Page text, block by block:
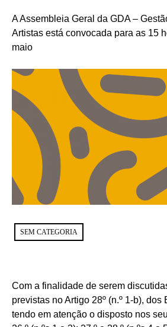
A Assembleia Geral da GDA –
Artistas está convocada para as 15
maio
SEM CATEGORIA
Com a finalidade de serem
previstas no Artigo 28º (n.º 1-b), dos
tendo em atenção o disposto nos